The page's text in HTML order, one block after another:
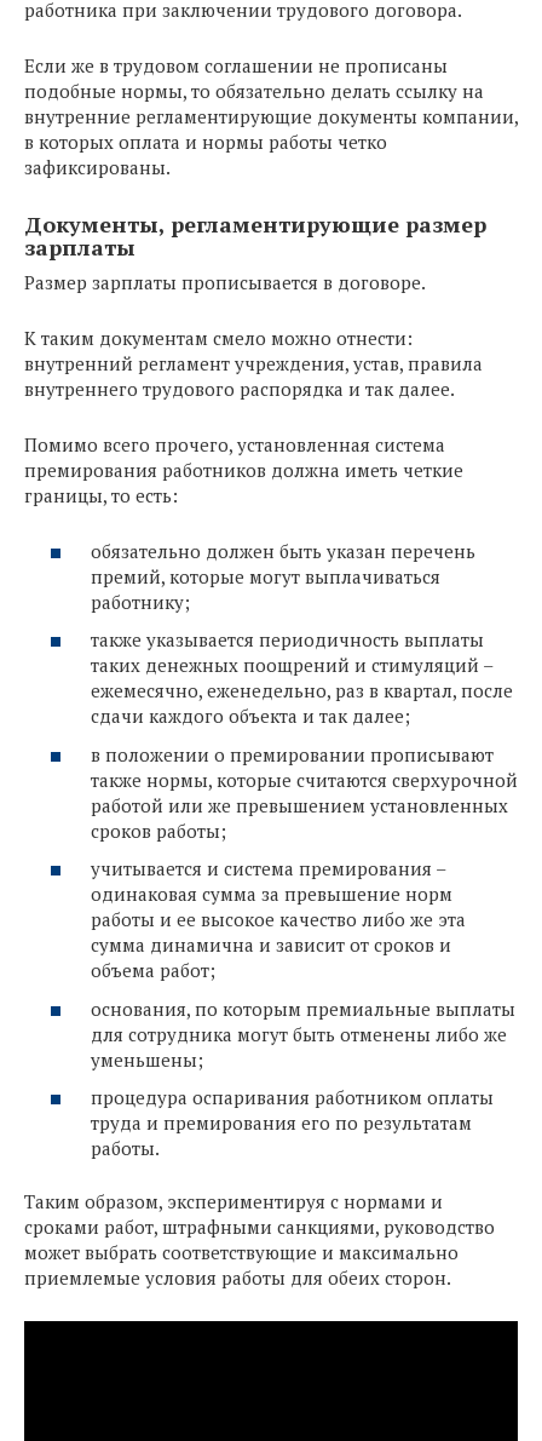
работника при заключении трудового договора.
Если же в трудовом соглашении не прописаны
подобные нормы, то обязательно делать ссылку на
внутренние регламентирующие документы компании,
в которых оплата и нормы работы четко
зафиксированы.
Документы, регламентирующие размер
зарплаты
Размер зарплаты прописывается в договоре.
К таким документам смело можно отнести:
внутренний регламент учреждения, устав, правила
внутреннего трудового распорядка и так далее.
Помимо всего прочего, установленная система
премирования работников должна иметь четкие
границы, то есть:
обязательно должен быть указан перечень
премий, которые могут выплачиваться
работнику;
также указывается периодичность выплаты
таких денежных поощрений и стимуляций –
ежемесячно, еженедельно, раз в квартал, после
сдачи каждого объекта и так далее;
в положении о премировании прописывают
также нормы, которые считаются сверхурочной
работой или же превышением установленных
сроков работы;
учитывается и система премирования –
одинаковая сумма за превышение норм
работы и ее высокое качество либо же эта
сумма динамична и зависит от сроков и
объема работ;
основания, по которым премиальные выплаты
для сотрудника могут быть отменены либо же
уменьшены;
процедура оспаривания работником оплаты
труда и премирования его по результатам
работы.
Таким образом, экспериментируя с нормами и
сроками работ, штрафными санкциями, руководство
может выбрать соответствующие и максимально
приемлемые условия работы для обеих сторон.